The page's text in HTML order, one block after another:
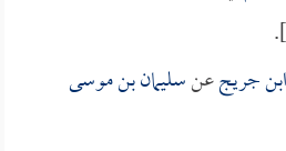
].
ابن جريجعنسليمان بن موسى